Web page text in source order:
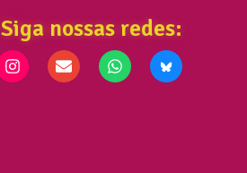
Siga nossas redes: